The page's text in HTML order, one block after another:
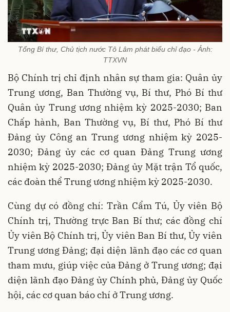
Tổng Bí thư, Chủ tịch nước Tô Lâm phát biểu chỉ đạo - Ảnh:
TTXVN
Bộ Chính trị chỉ định nhân sự tham gia: Quân ủy
Trung ương, Ban Thường vụ, Bí thư, Phó Bí thư
Quân ủy Trung ương nhiệm kỳ 2025-2030; Ban
Chấp hành, Ban Thường vụ, Bí thư, Phó Bí thư
Đảng ủy Công an Trung ương nhiệm kỳ 2025-
2030; Đảng ủy các cơ quan Đảng Trung ương
nhiệm kỳ 2025-2030; Đảng ủy Mặt trận Tổ quốc,
các đoàn thể Trung ương nhiệm kỳ 2025-2030.
Cùng dự có đồng chí: Trần Cẩm Tú, Ủy viên Bộ
Chính trị, Thường trực Ban Bí thư; các đồng chí
Ủy viên Bộ Chính trị, Ủy viên Ban Bí thư, Ủy viên
Trung ương Đảng; đại diện lãnh đạo các cơ quan
tham mưu, giúp việc của Đảng ở Trung ương; đại
diện lãnh đạo Đảng ủy Chính phủ, Đảng ủy Quốc
hội, các cơ quan báo chí ở Trung ương.